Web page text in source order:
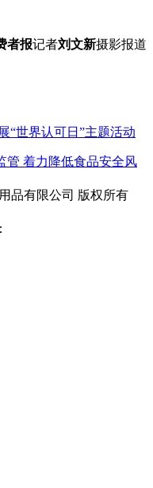
者报记者刘文新摄影报道
“世界认可日”主题活动
管 着力降低食品安全风
品有限公司 版权所有